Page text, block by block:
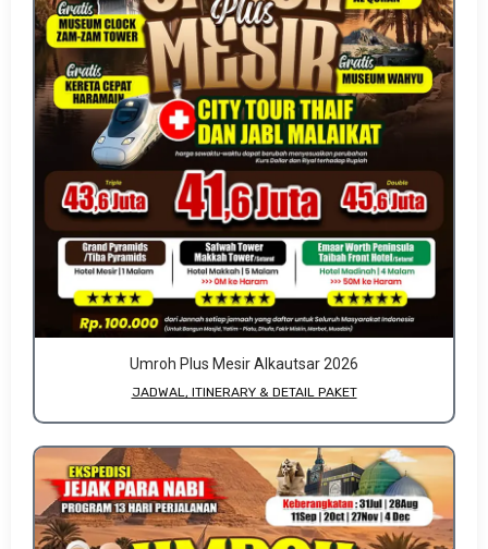
Umroh Plus Mesir Alkautsar 2026
JADWAL, ITINERARY & DETAIL PAKET